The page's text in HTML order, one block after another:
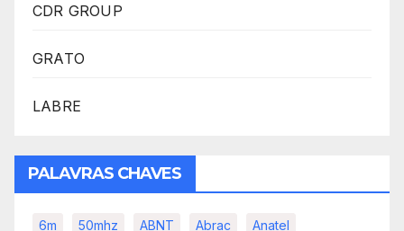
CDR GROUP
GRATO
LABRE
PALAVRAS CHAVES
6m 50mhz ABNT Abrac Anatel